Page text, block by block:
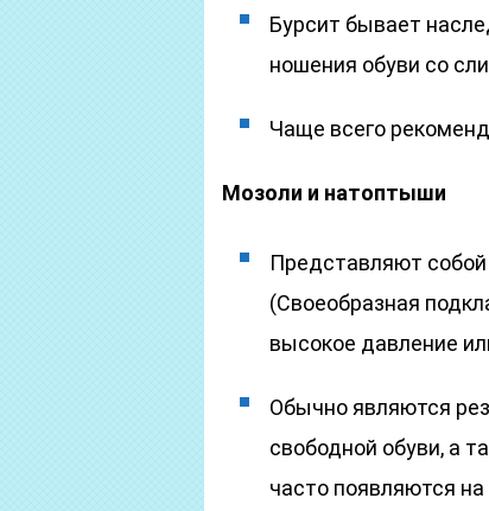
Бурсит бывает
ношения обуви со
Чаще всего
Мозоли и натоптыши
Представляют
(Своеобразная
высокое давление
Обычно являются
свободной обуви, а
часто появляются